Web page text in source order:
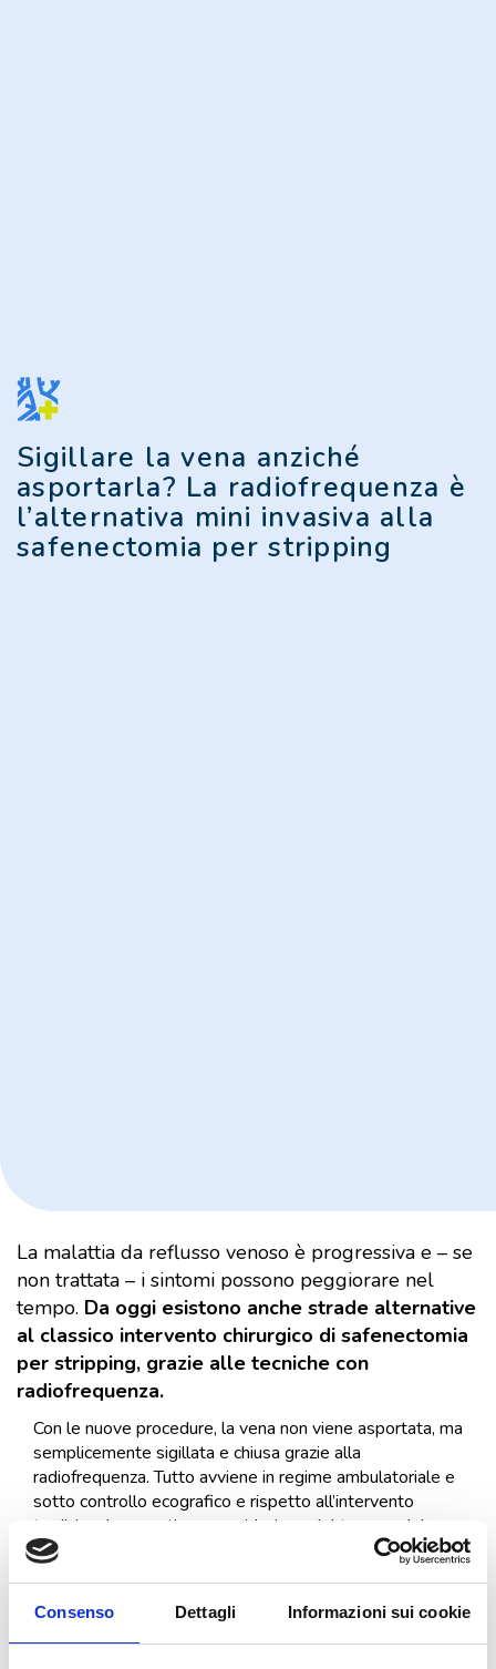
Consenso Dettagli Informazioni sui cookie
Sigillare la vena anziché
asportarla? La radiofrequenza è
l’alternativa mini invasiva alla
safenectomia per stripping
La malattia da reflusso venoso è progressiva e – se
non trattata – i sintomi possono peggiorare nel
tempo. Da oggi esistono anche strade alternative
al classico intervento chirurgico di safenectomia
per stripping, grazie alle tecniche con
radiofrequenza.
Con le nuove procedure, la vena non viene asportata, ma
semplicemente sigillata e chiusa grazie alla
radiofrequenza. Tutto avviene in regime ambulatoriale e
sotto controllo ecografico e rispetto all’intervento
tradizionale garantisce una riduzione del trauma, del
dolore e dei lividi. Dopo l’intervento, una semplice
intervento
ambulatoriale
una solapiccola incisione